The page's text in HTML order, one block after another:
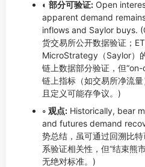
◐ 部分可验证: Open
apparent demand
inflows and Saylor buys.
货交易所公开数据验证；
MicroStrategy（Saylor）
链上数据部分验证，但
链上指标（如交易所净流
且定义可能存争议。)
◦ 观点: Historically, bear
and futures demand
势总结，虽可通过回溯比
系验证相关性，但“结束熊
无绝对标准。)